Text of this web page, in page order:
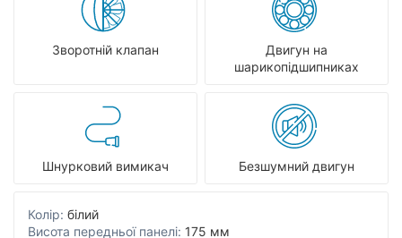
Зворотній клапан
Двигун на
шарикопідшипниках
Шнурковий вимикач Безшумний двигун
Колір: білий
Висота передньої панелі: 175 мм